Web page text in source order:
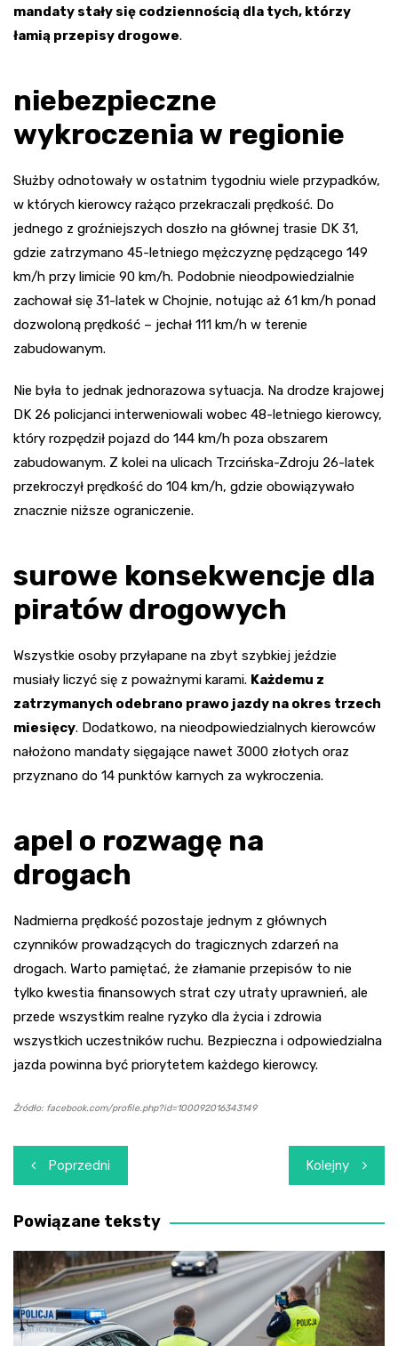
mandaty stały się codziennością dla tych, którzy
łamią przepisy drogowe.
niebezpieczne
wykroczenia w regionie
Służby odnotowały w ostatnim tygodniu wiele przypadków,
w których kierowcy rażąco przekraczali prędkość. Do
jednego z groźniejszych doszło na głównej trasie DK 31,
gdzie zatrzymano 45-letniego mężczyznę pędzącego 149
km/h przy limicie 90 km/h. Podobnie nieodpowiedzialnie
zachował się 31-latek w Chojnie, notując aż 61 km/h ponad
dozwoloną prędkość – jechał 111 km/h w terenie
zabudowanym.
Nie była to jednak jednorazowa sytuacja. Na drodze krajowej
DK 26 policjanci interweniowali wobec 48-letniego kierowcy,
który rozpędził pojazd do 144 km/h poza obszarem
zabudowanym. Z kolei na ulicach Trzcińska-Zdroju 26-latek
przekroczył prędkość do 104 km/h, gdzie obowiązywało
znacznie niższe ograniczenie.
surowe konsekwencje dla
piratów drogowych
Wszystkie osoby przyłapane na zbyt szybkiej jeździe
musiały liczyć się z poważnymi karami. Każdemu z
zatrzymanych odebrano prawo jazdy na okres trzech
miesięcy. Dodatkowo, na nieodpowiedzialnych kierowców
nałożono mandaty sięgające nawet 3000 złotych oraz
przyznano do 14 punktów karnych za wykroczenia.
apel o rozwagę na
drogach
Nadmierna prędkość pozostaje jednym z głównych
czynników prowadzących do tragicznych zdarzeń na
drogach. Warto pamiętać, że złamanie przepisów to nie
tylko kwestia finansowych strat czy utraty uprawnień, ale
przede wszystkim realne ryzyko dla życia i zdrowia
wszystkich uczestników ruchu. Bezpieczna i odpowiedzialna
jazda powinna być priorytetem każdego kierowcy.
Źródło: facebook.com/profile.php?id=100092016343149
Nawigacja
wpisu
Poprzedni Kolejny
Powiązane teksty